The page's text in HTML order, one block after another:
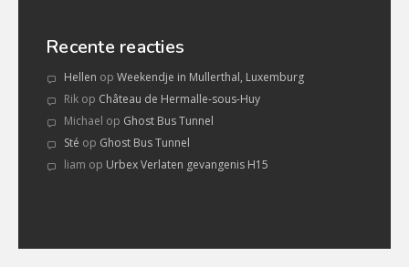
Recente reacties
Hellen op Weekendje in Mullerthal, Luxemburg
Rik op Château de Hermalle-sous-Huy
Michael op Ghost Bus Tunnel
Sté op Ghost Bus Tunnel
liam op Urbex Verlaten gevangenis H15